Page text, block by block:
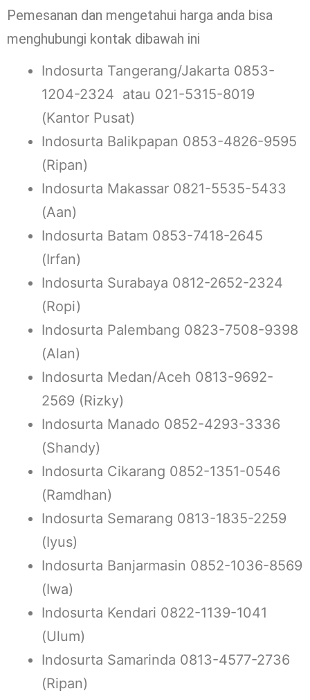
Pemesanan dan mengetahui harga anda bisa
menghubungi kontak dibawah ini
Indosurta Tangerang/Jakarta 0853-
1204-2324 atau 021-5315-8019
(Kantor Pusat)
Indosurta Balikpapan 0853-4826-9595
(Ripan)
Indosurta Makassar 0821-5535-5433
(Aan)
Indosurta Batam 0853-7418-2645
(Irfan)
Indosurta Surabaya 0812-2652-2324
(Ropi)
Indosurta Palembang 0823-7508-9398
(Alan)
Indosurta Medan/Aceh 0813-9692-
2569 (Rizky)
Indosurta Manado 0852-4293-3336
(Shandy)
Indosurta Cikarang 0852-1351-0546
(Ramdhan)
Indosurta Semarang 0813-1835-2259
(Iyus)
Indosurta Banjarmasin 0852-1036-8569
(Iwa)
Indosurta Kendari 0822-1139-1041
(Ulum)
Indosurta Samarinda 0813-4577-2736
(Ripan)